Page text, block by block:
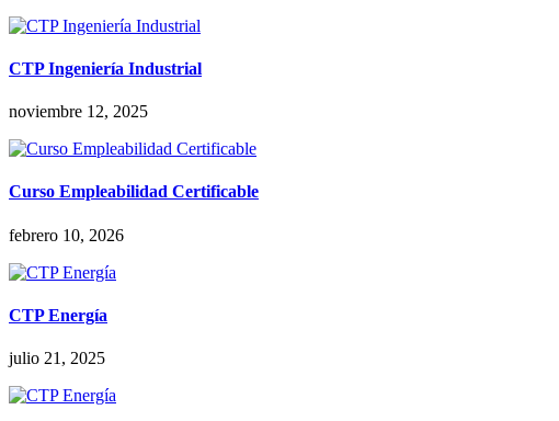
CTP Ingeniería Industrial
noviembre 12, 2025
Curso Empleabilidad Certificable
febrero 10, 2026
CTP Energía
julio 21, 2025